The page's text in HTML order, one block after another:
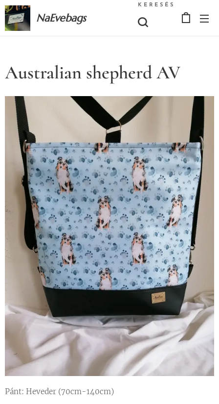
NaEvebags
KERESÉS
Australian shepherd AV
Pánt: Heveder (70cm-140cm)